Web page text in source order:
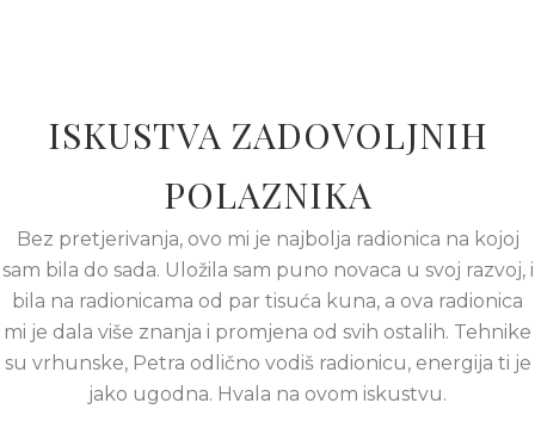
ISKUSTVA ZADOVOLJNIH
POLAZNIKA
Bez pretjerivanja, ovo mi je najbolja radionica na kojoj
sam bila do sada. Uložila sam puno novaca u svoj razvoj, i
bila na radionicama od par tisuća kuna, a ova radionica
mi je dala više znanja i promjena od svih ostalih. Tehnike
su vrhunske, Petra odlično vodiš radionicu, energija ti je
jako ugodna. Hvala na ovom iskustvu.